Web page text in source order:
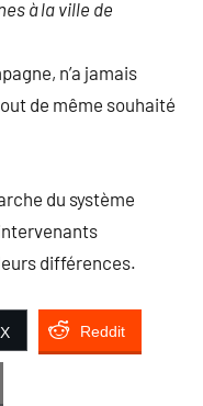
à la ville de
n’a jamais
de même souhaité
du système
différences.
Reddit